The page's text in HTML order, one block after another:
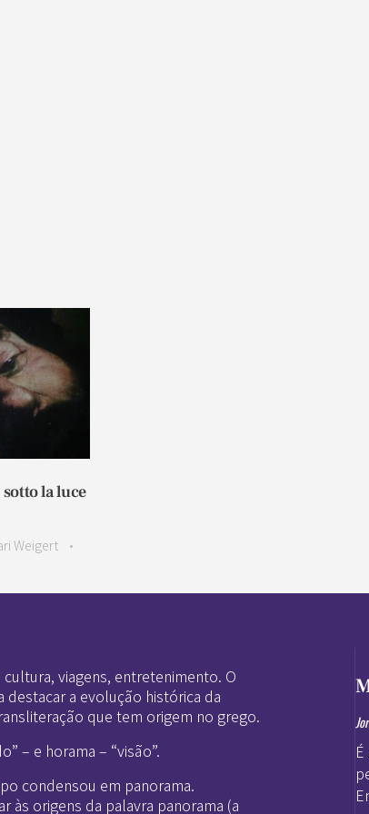
la luce
Weigert
viagens, entretenimento. O
destacar a evolução histórica da
que tem origem no grego.
– e horama – “visão”.
condensou em panorama.
às origens da palavra panorama (a